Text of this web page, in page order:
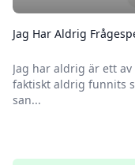
Jag Har Aldrig
Jag har aldrig är ett
faktiskt aldrig funnits
san...